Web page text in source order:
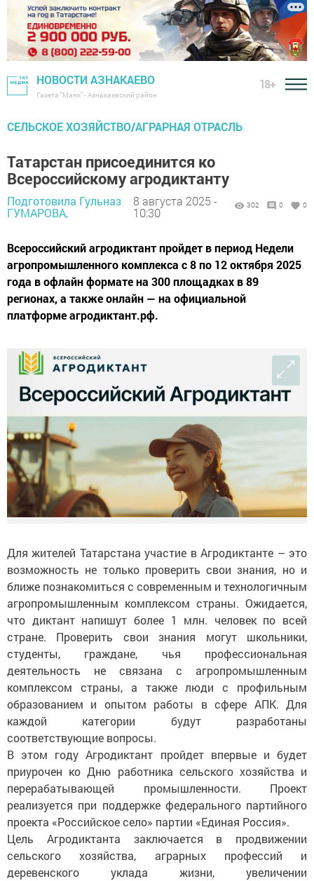
НОВОСТИ АЗНАКАЕВО
Газета "Маяк" - Азнакаевский район
18+
СЕЛЬСКОЕ ХОЗЯЙСТВО/АГРАРНАЯ ОТРАСЛЬ
Татарстан присоединится ко
Всероссийскому агродиктанту
Подготовила Гульназ
ГУМАРОВА,
8 августа 2025 -
10:30
302 0 0
Всероссийский агродиктант пройдет в период Недели
агропромышленного комплекса c 8 по 12 октября 2025
года в офлайн формате на 300 площадках в 89
регионах, а также онлайн — на официальной
платформе агродиктант.рф.
Для жителей Татарстана участие в Агродиктанте – это
возможность не только проверить свои знания, но и
ближе познакомиться с современным и технологичным
агропромышленным комплексом страны. Ожидается,
что диктант напишут более 1 млн. человек по всей
стране. Проверить свои знания могут школьники,
студенты, граждане, чья профессиональная
деятельность не связана с агропромышленным
комплексом страны, а также люди с профильным
образованием и опытом работы в сфере АПК. Для
каждой категории будут разработаны
соответствующие вопросы.
В этом году Агродиктант пройдет впервые и будет
приурочен ко Дню работника сельского хозяйства и
перерабатывающей промышленности. Проект
реализуется при поддержке федерального партийного
проекта «Российское село» партии «Единая Россия».
Цель Агродиктанта заключается в продвижении
сельского хозяйства, аграрных профессий и
деревенского уклада жизни, увеличении